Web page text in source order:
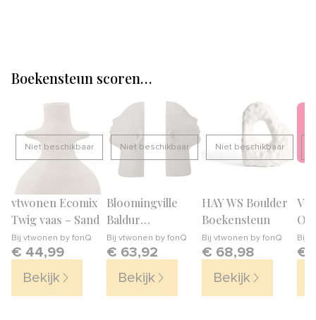
Boekensteun scoren…
Niet beschikbaar
vtwonen Ecomix
Twig vaas – Sand
Bij vtwonen by fonQ
€ 44,99
Bekijk
Niet beschikbaar
Bloomingville
Baldur
Boekensteun Set
van 2
Bij vtwonen by fonQ
€ 63,92
Bekijk
Niet beschikbaar
HAY WS Boulder
Boekensteun
Bij vtwonen by fonQ
€ 68,98
Bekijk
Bij
€